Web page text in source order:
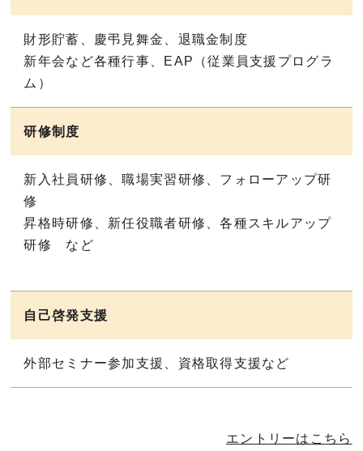
財形貯蓄、慶弔見舞金、退職金制度
新年会など各種行事、EAP（従業員支援プログラ
ム）
研修制度
新入社員研修、職場実習研修、フォローアップ研
修
昇格時研修、新任役職者研修、各種スキルアップ
研修 など
自己啓発支援
外部セミナー参加支援、資格取得支援など
エントリーはこちら